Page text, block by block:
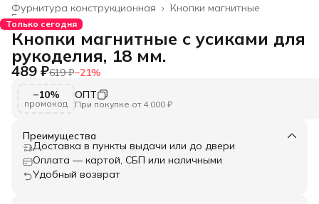
Кнопки магнитные
Фурнитура конструкционная ›
Главная ›
Только сегодня
Кнопки магнитные с усиками для
рукоделия, 18 мм.
489 ₽619 ₽−21%
−10%
промокод
ОПТ
При покупке от 4 000 ₽
Преимущества
Доставка в пункты выдачи или до двери
Оплата — картой, СБП или наличными
Удобный возврат